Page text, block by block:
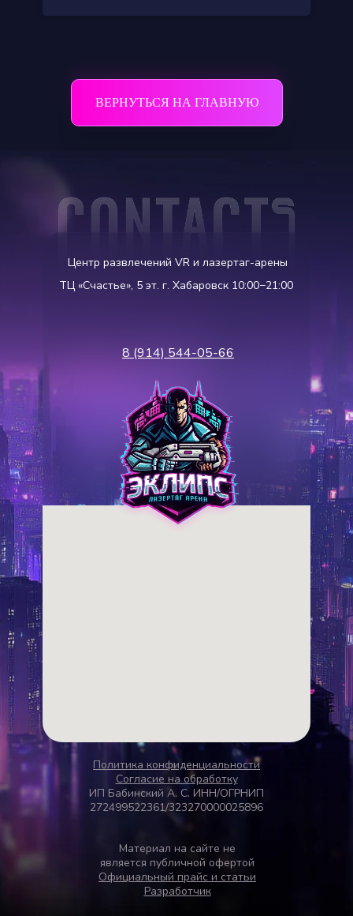
ВЕРНУТЬСЯ НА ГЛАВНУЮ
Политика конфиденциальности
Согласие на обработку
ИП Бабинский А. С. ИНН/ОГРНИП
272499522361/323270000025896
Материал на сайте не
является публичной офертой
Официальный прайс и статьи
Разработчик
8 (914) 544-05-66
Центр развлечений VR и лазертаг-арены
ТЦ «Счастье», 5 эт. г. Хабаровск 10:00−21:00